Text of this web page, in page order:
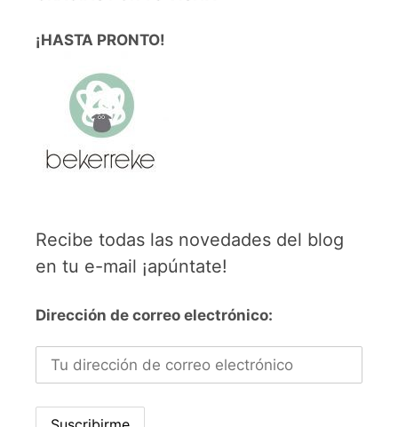
¡HASTA PRONTO!
Recibe todas las novedades del blog
en tu e-mail ¡apúntate!
Dirección de correo electrónico: